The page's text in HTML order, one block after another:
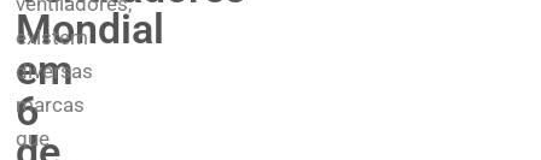
Mondial
em
6
existem
diversas
marcas
que